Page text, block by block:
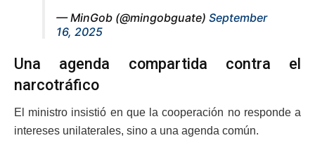
— MinGob (@mingobguate) September
16, 2025
Una agenda compartida contra el
narcotráfico
El ministro insistió en que la cooperación no responde a
intereses unilaterales, sino a una agenda común.